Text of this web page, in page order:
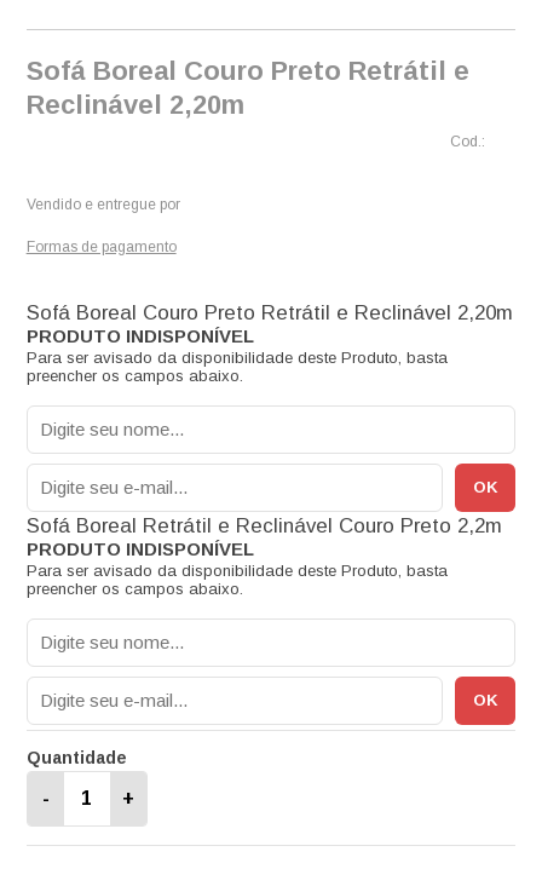
Sofá Boreal Couro Preto Retrátil e
Reclinável 2,20m
Vendido e entregue por
Formas de pagamento
Sofá Boreal Couro Preto Retrátil e Reclinável 2,20m
Para ser avisado da disponibilidade deste Produto, basta
preencher os campos abaixo.
Sofá Boreal Retrátil e Reclinável Couro Preto 2,2m
Para ser avisado da disponibilidade deste Produto, basta
preencher os campos abaixo.
Quantidade
- +